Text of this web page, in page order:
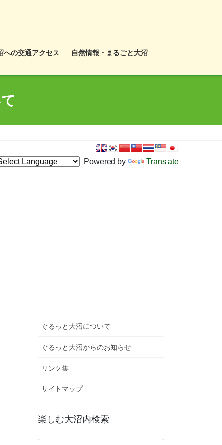
への交通アクセス 自然情報・まるごと大沼
Powered by Translate
ぐるっと大沼について
ぐるっと大沼からのお知らせ
リンク集
サイトマップ
楽しむ大沼内検索